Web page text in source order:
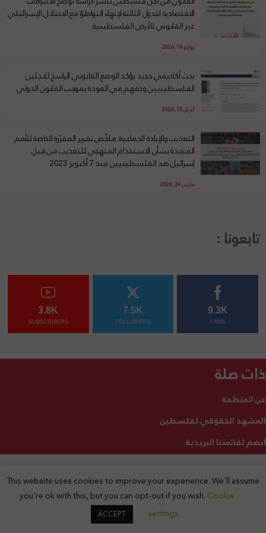
الاقتصادية للدول الثالثة لإنهاء التواطؤ مع الاحتلال الإسرائيلي
غير القانوني للأرض الفلسطينية
يوليو 18, 2026
بحث أكاديمي جديد يؤكد الوضع القانوني الراسخ للاجئين
الفلسطينيين وحقهم في العودة بموجب القانون الدولي
أبريل 15, 2026
التعذيب والإبادة الجماعية: ملخّص تقرير المقرّرة الخاصة للأمم
المتحدة بشأن الاستخدام المنهجي للتعذيب من قبل
إسرائيل ضد الفلسطينيين منذ 7 أكتوبر 2023
مارس 24, 2026
تابعونا :
9.3K
FANS
7.5K
FOLLOWERS
3.8K
SUBSCRIBERS
ذات صلة
عن المنظمة
المشهد الحقوقي لفلسطين
انضم لقائمتنا البريدية
2025 © جميع الحقوق محفوظة
This website uses cookies to improve your experience. We'll assume
you're ok with this, but you can opt-out if you wish. Cookie
settings
ACCEPT